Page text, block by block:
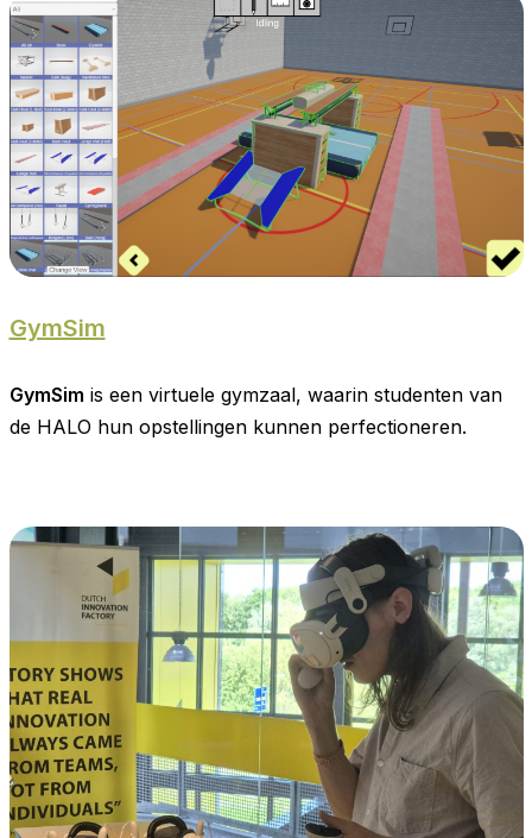
GymSim
GymSim is een virtuele gymzaal, waarin studenten van
de HALO hun opstellingen kunnen perfectioneren.